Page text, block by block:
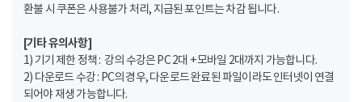
환불 시 쿠폰은 사용불가 처리, 지급된 포인트는 차감 됩니다.
[기타 유의사항]
1) 기기 제한 정책 : 강의 수강은 PC 2대 + 모바일 2대까지 가능합니다.
2) 다운로드 수강 : PC의 경우, 다운로드 완료된 파일이라도 인터넷이 연결
되어야 재생 가능합니다.